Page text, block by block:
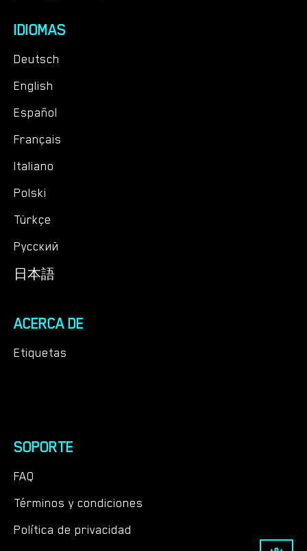
IDIOMAS
Deutsch
English
Español
Français
Italiano
Polski
Türkçe
Русский
日本語
ACERCA DE
Etiquetas
SOPORTE
FAQ
Términos y condiciones
Política de privacidad